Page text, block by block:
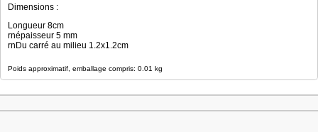
Dimensions :
Longueur 8cm
rnépaisseur 5 mm
rnDu carré au milieu 1.2x1.2cm
Poids approximatif, emballage compris: 0.01 kg